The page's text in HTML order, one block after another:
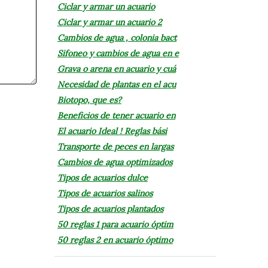
Ciclar y armar un acuario
Ciclar y armar un acuario 2
Cambios de agua , colonia bact
Sifoneo y cambios de agua en e
Grava o arena en acuario y cuá
Necesidad de plantas en el acu
Biotopo, que es?
Beneficios de tener acuario en
El acuario Ideal ! Reglas bási
Transporte de peces en largas
Cambios de agua optimizados
Tipos de acuarios dulce
Tipos de acuarios salinos
Tipos de acuarios plantados
50 reglas 1 para acuario óptim
50 reglas 2 en acuario óptimo